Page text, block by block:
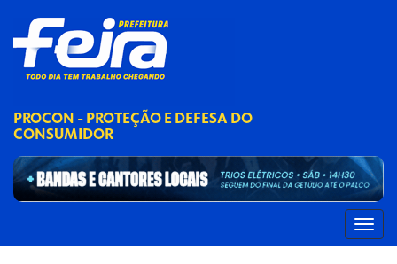
PROCON - PROTEÇÃO E DEFESA DO
CONSUMIDOR